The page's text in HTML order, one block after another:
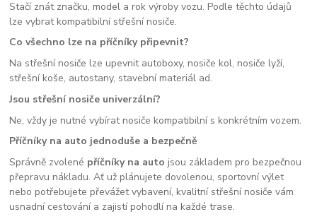
Stačí znát značku, model a rok výroby vozu. Podle těchto údajů
lze vybrat kompatibilní střešní nosiče.
Co všechno lze na příčníky připevnit?
Na střešní nosiče lze upevnit autoboxy, nosiče kol, nosiče lyží,
střešní koše, autostany, stavební materiál ad.
Jsou střešní nosiče univerzální?
Ne, vždy je nutné vybírat nosiče kompatibilní s konkrétním vozem.
Příčníky na auto jednoduše a bezpečně
Správně zvolené příčníky na auto jsou základem pro bezpečnou
přepravu nákladu. Ať už plánujete dovolenou, sportovní výlet
nebo potřebujete převážet vybavení, kvalitní střešní nosiče vám
usnadní cestování a zajistí pohodlí na každé trase.